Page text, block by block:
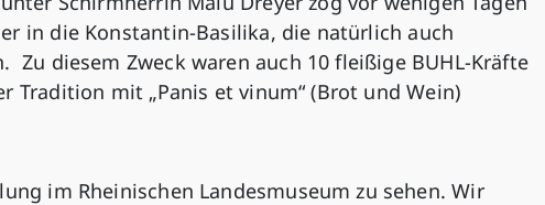
in die Konstantin-Basilika, die natürlich auch
diesem Zweck waren auch 10 fleißige BUHL-Kräfte
Tradition mit „Panis et vinum“ (Brot und Wein)
im Rheinischen Landesmuseum zu sehen. Wir